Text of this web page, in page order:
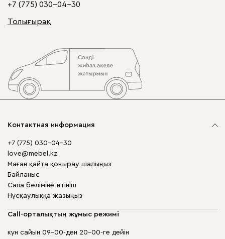
+7 (775) 030-04-30
Толығырақ
Контактная информация
+7 (775) 030-04-30
love@mebel.kz
Маған қайта қоңырау шалыңыз
Байланыс
Сапа бөліміне өтініш
Нұсқаулыққа жазыңыз
Call-орталықтың жұмыс режимі
күн сайын 09-00-ден 20-00-ге дейін